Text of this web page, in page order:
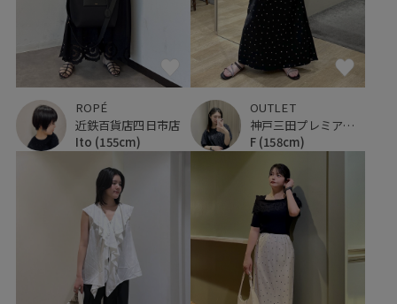
ROPÉ
近鉄百貨店四日市店
Ito (155cm)
OUTLET
神戸三田プレミアム・アウトレット
F (158cm)